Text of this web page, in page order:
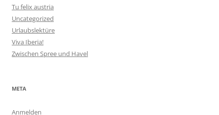
Tu felix austria
Uncategorized
Urlaubslektüre
Viva Iberia!
Zwischen Spree und Havel
META
Anmelden